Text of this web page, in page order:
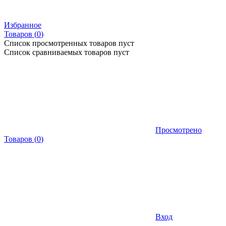
Избранное
Товаров (0)
Список просмотренных товаров пуст
Список сравниваемых товаров пуст
Просмотрено
Товаров (0)
Вход